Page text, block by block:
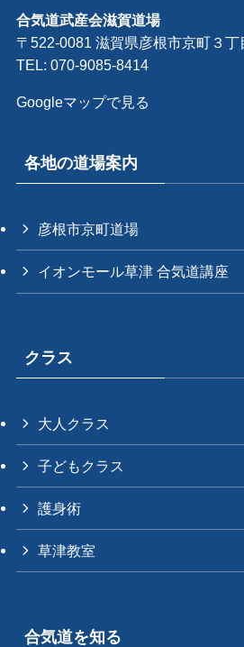
合気道武産会滋賀道場
〒522-0081 滋賀県彦根市京町３丁
TEL: 070-9085-8414
Googleマップで見る
各地の道場案内
彦根市京町道場
イオンモール草津 合気道講座
クラス
大人クラス
子どもクラス
護身術
草津教室
合気道を知る